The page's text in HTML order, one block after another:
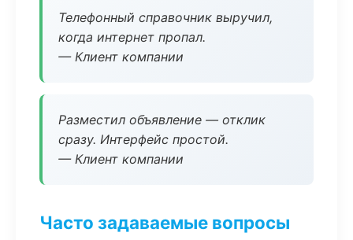
Телефонный справочник выручил,
когда интернет пропал.
— Клиент компании
Разместил объявление — отклик
сразу. Интерфейс простой.
— Клиент компании
Часто задаваемые вопросы